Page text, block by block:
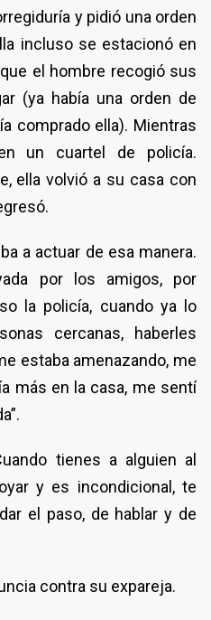
y pidió una orden
incluso se estacionó en
el hombre recogió sus
(ya había una orden de
comprado ella). Mientras
un cuartel de policía.
ella volvió a su casa con
a actuar de esa manera.
por los amigos, por
la policía, cuando ya lo
cercanas, haberles
estaba amenazando, me
más en la casa, me sentí
tienes a alguien al
y es incondicional, te
el paso, de hablar y de
contra su expareja.